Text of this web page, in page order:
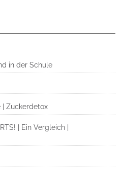
in der Schule
| Zuckerdetox
| Ein Vergleich |